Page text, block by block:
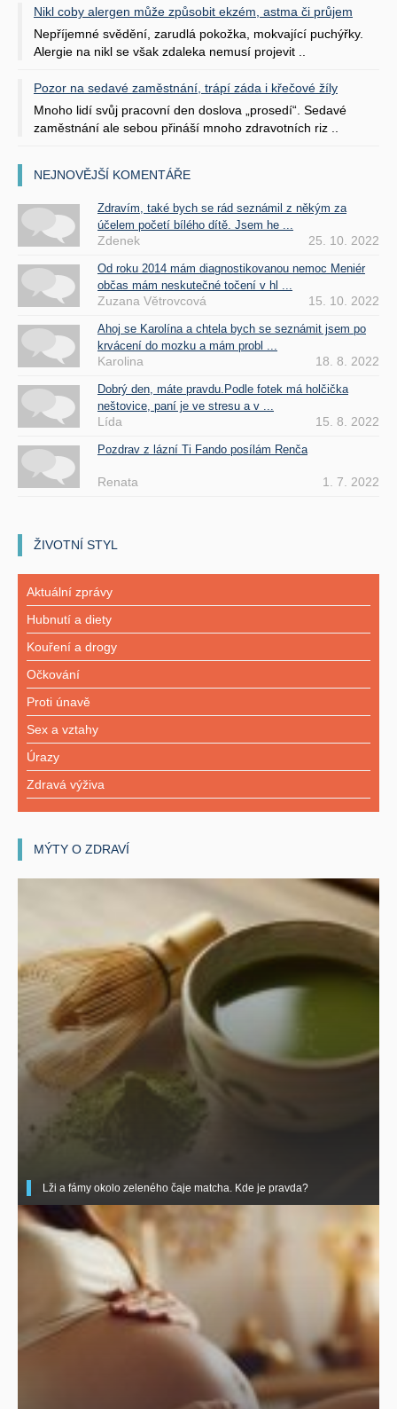
Nikl coby alergen může způsobit ekzém, astma či průjem
Nepříjemné svědění, zarudlá pokožka, mokvající puchýřky.
Alergie na nikl se však zdaleka nemusí projevit ..
Pozor na sedavé zaměstnání, trápí záda i křečové žíly
Mnoho lidí svůj pracovní den doslova „prosedí“. Sedavé
zaměstnání ale sebou přináší mnoho zdravotních riz ..
NEJNOVĚJŠÍ KOMENTÁŘE
Zdravím, také bych se rád seznámil z někým za
účelem početí bílého dítě. Jsem he ...
Zdenek 25. 10. 2022
Od roku 2014 mám diagnostikovanou nemoc Meniér
občas mám neskutečné točení v hl ...
Zuzana Větrovcová 15. 10. 2022
Ahoj se Karolína a chtela bych se seznámit jsem po
krvácení do mozku a mám probl ...
Karolina 18. 8. 2022
Dobrý den, máte pravdu.Podle fotek má holčička
neštovice, paní je ve stresu a v ...
Lída 15. 8. 2022
Pozdrav z lázní Ti Fando posílám Renča
Renata 1. 7. 2022
ŽIVOTNÍ STYL
Aktuální zprávy
Hubnutí a diety
Kouření a drogy
Očkování
Proti únavě
Sex a vztahy
Úrazy
Zdravá výživa
MÝTY O ZDRAVÍ
Lži a fámy okolo zeleného čaje matcha. Kde je pravda?